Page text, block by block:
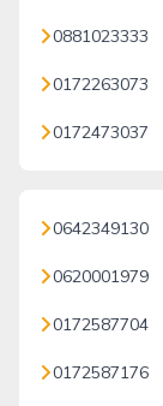
0881023333
0172263073
0172473037
0642349130
0620001979
0172587704
0172587176